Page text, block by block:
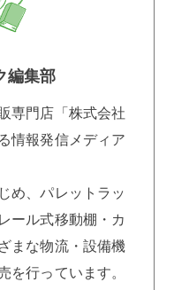
編集部
専門店「株式会社
情報発信メディア
め、パレットラッ
ール式移動棚・カ
まな物流・設備機
を行っています。